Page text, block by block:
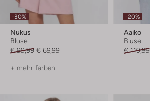
-30%
Nukus
Bluse
€ 99,99 € 69,99
+ mehr farben
-20%
Aaiko
Bluse
€ 119,99